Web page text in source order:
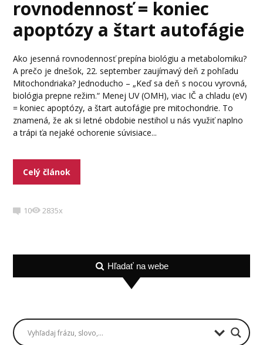
rovnodennosť = koniec
apoptózy a štart autofágie
Ako jesenná rovnodennosť prepína biológiu a metabolomiku?
A prečo je dnešok, 22. september zaujímavý deň z pohľadu
Mitochondriaka? Jednoducho – „Keď sa deň s nocou vyrovná,
biológia prepne režim.“ Menej UV (OMH), viac IČ a chladu (eV)
= koniec apoptózy, a štart autofágie pre mitochondrie. To
znamená, že ak si letné obdobie nestihol u nás využiť naplno
a trápi ťa nejaké ochorenie súvisiace...
Celý článok
10 2835x
Hľadať na webe